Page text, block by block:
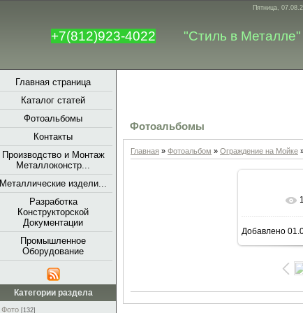
Пятница,
"Стиль в Металле"
+7(812)923-4022
Главная страница
Каталог статей
Фотоальбомы
Контакты
Производство и Монтаж
Металлоконстр...
Металлические издели...
Разработка
Конструкторской
Документации
Промышленное
Оборудование
Категории раздела
Фото [132]
Фотоальбомы
Главная » Фотоальбом » Ограждение на Мойке
В
Добавлено